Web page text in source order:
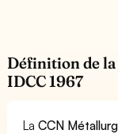
Définition de
IDCC 1967
LaCCN